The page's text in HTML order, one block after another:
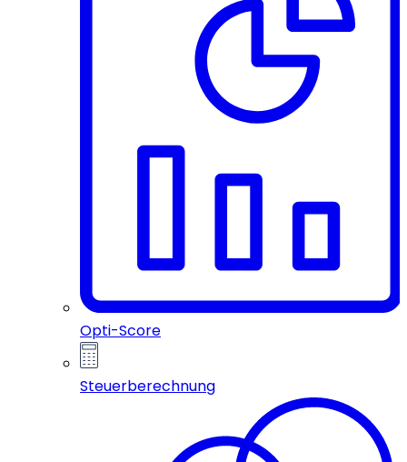
Opti-Score
Steuerberechnung